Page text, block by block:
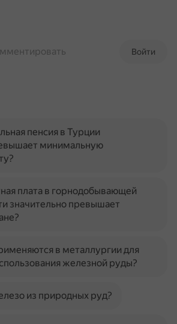
Войти
пенсия в Турции
минимальную
плата в горнодобывающей
значительно превышает
в металлургии для
железной руды?
из природных руд?